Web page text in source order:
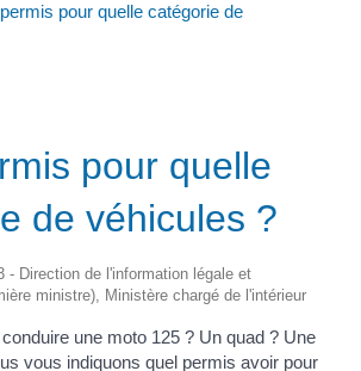
pour quelle catégorie de
pour quelle
de véhicules ?
- Direction de l'information légale et
ministre), Ministère chargé de l'intérieur
une moto 125 ? Un quad ? Une
vous indiquons quel permis avoir pour